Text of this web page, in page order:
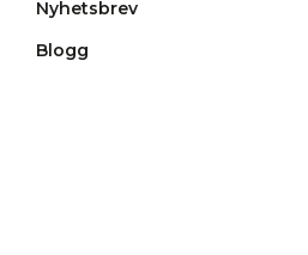
Nyhetsbrev
Blogg